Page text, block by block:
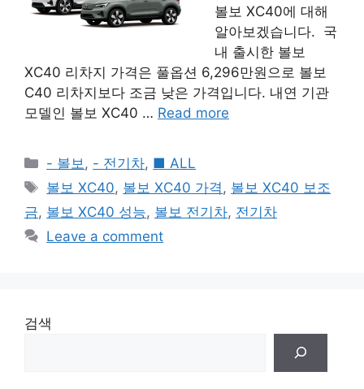
볼보 XC40에 대해
알아보겠습니다. 국
내 출시한 볼보
XC40 리차지 가격은 풀옵션 6,296만원으로 볼보
C40 리차지보다 조금 낮은 가격입니다. 내연 기관
모델인 볼보 XC40 … Read more
Categories
- 볼보 , - 전기차, ■ ALL
Tags
볼보 XC40, 볼보 XC40 가격 , 볼보 XC40 보조
금, 볼보 XC40 성능, 볼보 전기차, 전기차
Leave a comment
검색